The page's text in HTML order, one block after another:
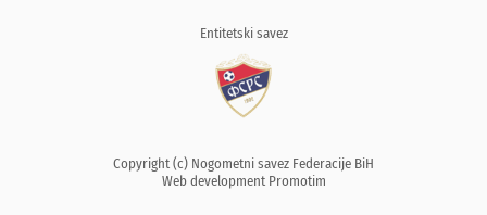
Entitetski savez
Copyright (c) Nogometni savez Federacije BiH
Web development Promotim